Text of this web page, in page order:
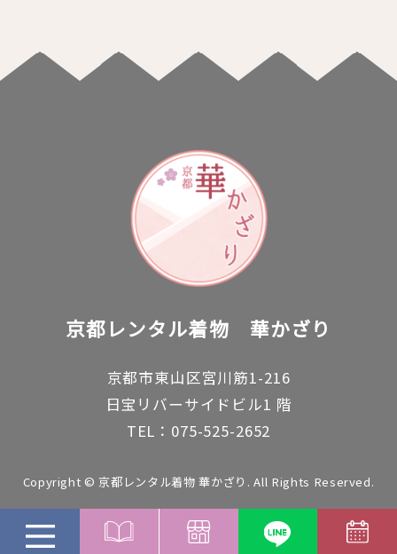
京都レンタル着物 華かざり
京都市東山区宮川筋1-216
日宝リバーサイドビル1 階
TEL：075-525-2652
Copyright © 京都レンタル着物 華かざり. All Rights Reserved.